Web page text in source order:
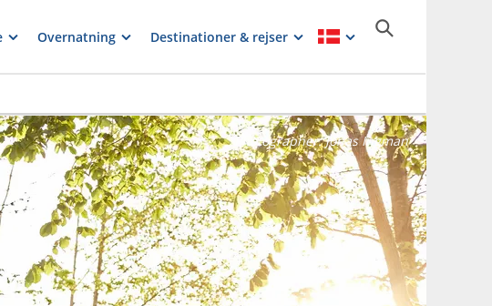
Overnatning Destinationer & rejser
Photographer:Jonas Ingman